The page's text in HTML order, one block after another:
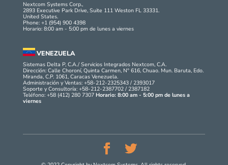
Nextcom Systems Corp.,
2893 Executive Park Drive, Suite 111 Weston FL 33331.
United States.
Phone: +1 (954) 900 4398
Horario: 8:00 am - 5:00 pm de lunes a viernes
VENEZUELA
Sistemas Delta P, C.A./ Servicios Integrados Nextcom, C.A.
Dirección: Calle Choroní, Quinta Carmen, N° 616, Chuao. Mun. Baruta, Edo.
Miranda, C.P. 1061, Caracas Venezuela.
Administración y Ventas: +58-212-2325343 / 2393017
Soporte y Consultoría: +58-212-2387702 / 2387182
Teléfono: +58 (412) 280 7307 Horario: 8:00 am - 5:00 pm de lunes a
viernes